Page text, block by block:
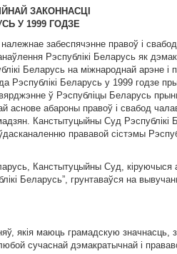
ЗАКОННАСЦІ
У 1999 ГОДЗЕ
забеспячэнне правоў i
Рэспублiкi Беларусь як
Беларусь на мiжнароднай арэне i
Рэспублiкi Беларусь у 1999 годзе
ў Рэспублiцы Беларусь
аснове абароны правоў i свабод
Канстытуцыйны Суд Рэспублiкi
прававой сiстэмы
Канстытуцыйны Суд, кiруючыся
Беларусь”, грунтаваўся на
якiя маюць грамадскую значнасць,
сучаснай дэмакратычнай i